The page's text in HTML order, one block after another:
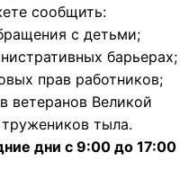
сообщить:
с детьми;
барьерах;
прав работников;
ветеранов Великой
тыла.
дни с 9:00 до 17:00